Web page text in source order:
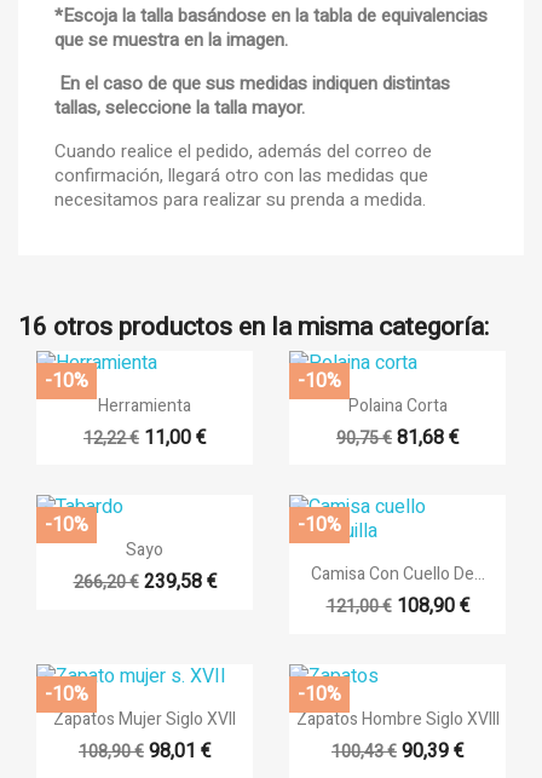
*Escoja la talla basándose en la tabla de equivalencias
que se muestra en la imagen.
En el caso de que sus medidas indiquen distintas
tallas, seleccione la talla mayor.
Cuando realice el pedido, además del correo de
confirmación, llegará otro con las medidas que
necesitamos para realizar su prenda a medida.
16 otros productos en la misma categoría:
 Vista rápida
Herramienta
12,22 € 11,00 €
-10%
 Vista rápida
Polaina Corta
90,75 €81,68 €
-10%

Vista rápida
Sayo
266,20 € 239,58 €
-10%
 Vista rápida
Camisa Con Cuello De...
121,00 € 108,90 €
-10%
 Vista rápida
Zapatos Mujer Siglo XVII
108,90 €98,01 €
-10%
 Vista rápida
Zapatos Hombre Siglo XVIII
100,43 €90,39 €
-10%